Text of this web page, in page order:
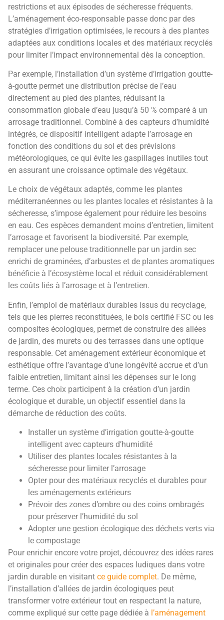
restrictions et aux épisodes de sécheresse fréquents.
L’aménagement éco-responsable passe donc par des
stratégies d’irrigation optimisées, le recours à des plantes
adaptées aux conditions locales et des matériaux recyclés
pour limiter l’impact environnemental dès la conception.
Par exemple, l’installation d’un système d’irrigation goutte-
à-goutte permet une distribution précise de l’eau
directement au pied des plantes, réduisant la
consommation globale d’eau jusqu’à 50 % comparé à un
arrosage traditionnel. Combiné à des capteurs d’humidité
intégrés, ce dispositif intelligent adapte l’arrosage en
fonction des conditions du sol et des prévisions
météorologiques, ce qui évite les gaspillages inutiles tout
en assurant une croissance optimale des végétaux.
Le choix de végétaux adaptés, comme les plantes
méditerranéennes ou les plantes locales et résistantes à la
sécheresse, s’impose également pour réduire les besoins
en eau. Ces espèces demandent moins d’entretien, limitent
l’arrosage et favorisent la biodiversité. Par exemple,
remplacer une pelouse traditionnelle par un jardin sec
enrichi de graminées, d’arbustes et de plantes aromatiques
bénéficie à l’écosystème local et réduit considérablement
les coûts liés à l’arrosage et à l’entretien.
Enfin, l’emploi de matériaux durables issus du recyclage,
tels que les pierres reconstituées, le bois certifié FSC ou les
composites écologiques, permet de construire des allées
de jardin, des murets ou des terrasses dans une optique
responsable. Cet aménagement extérieur économique et
esthétique offre l’avantage d’une longévité accrue et d’un
faible entretien, limitant ainsi les dépenses sur le long
terme. Ces choix participent à la création d’un jardin
écologique et durable, un objectif essentiel dans la
démarche de réduction des coûts.
Installer un système d’irrigation goutte-à-goutte
intelligent avec capteurs d’humidité
Utiliser des plantes locales résistantes à la
sécheresse pour limiter l’arrosage
Opter pour des matériaux recyclés et durables pour
les aménagements extérieurs
Prévoir des zones d’ombre ou des coins ombragés
pour préserver l’humidité du sol
Adopter une gestion écologique des déchets verts via
le compostage
Pour enrichir encore votre projet, découvrez des idées rares
et originales pour créer des espaces ludiques dans votre
jardin durable en visitant ce guide complet. De même,
l’installation d’allées de jardin écologiques peut
transformer votre extérieur tout en respectant la nature,
comme expliqué sur cette page dédiée à l’aménagement